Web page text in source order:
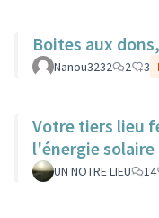
Boites aux
Nanou3232 2 3
Votre tiers lieu
l'énergie solaire
UN NOTRE LIEU 14